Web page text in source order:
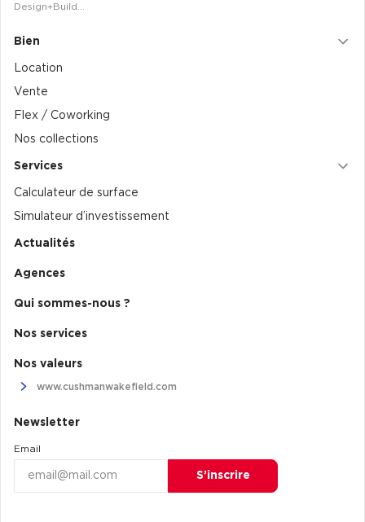
Achat de plateformes Logistique à Dijon
Logistique urbaine
Entrepôts Messagerie
Entrepôts logistique classe A
Entrepôts XXL
Location de Commerces à Toulouse
Achat de Commerces à Nîmes
Design+Build…
Bien
Location
Vente
Flex / Coworking
Nos collections
Services
Calculateur de surface
Simulateur d’investissement
Actualités
Agences
Qui sommes-nous ?
Nos services
Nos valeurs
www.cushmanwakefield.com
Newsletter
Email
S’inscrire